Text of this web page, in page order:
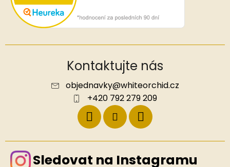
Kontaktujte nás
objednavky@whiteorchid.cz
+420 792 279 209
Sledovat na Instagramu